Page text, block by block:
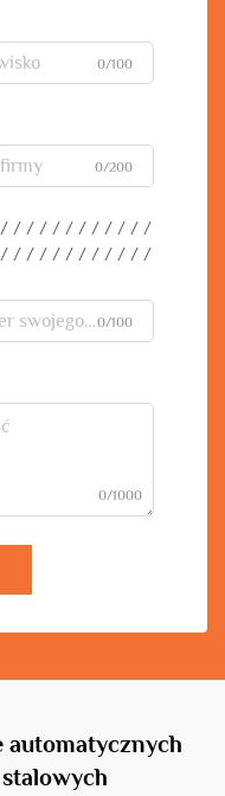
0/100
0/200
/ / / / / / / / / / /
/ / / / / / / / / / /
0/100
0/1000
automatycznych